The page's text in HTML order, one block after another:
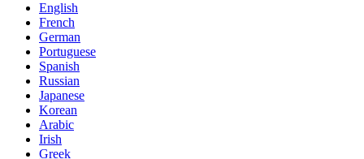
English
French
German
Portuguese
Spanish
Russian
Japanese
Korean
Arabic
Irish
Greek